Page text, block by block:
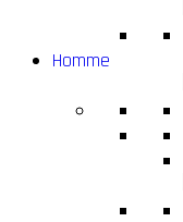
Homme